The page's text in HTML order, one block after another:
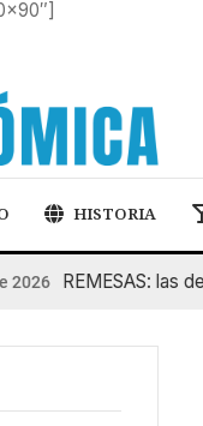
HISTORIA
REMESAS: las de